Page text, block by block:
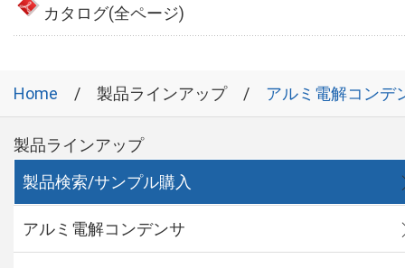
カタログ(全ページ)
Home 製品ラインアップ アルミ電解コンデ
製品ラインアップ
製品検索/サンプル購入
アルミ電解コンデンサ